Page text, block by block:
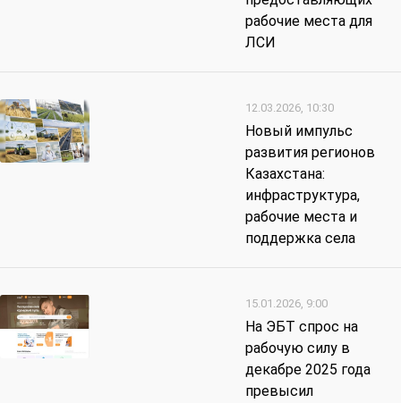
рабочие места для
ЛСИ
12.03.2026, 10:30
Новый импульс
развития регионов
Казахстана:
инфраструктура,
рабочие места и
поддержка села
15.01.2026, 9:00
На ЭБТ спрос на
рабочую силу в
декабре 2025 года
превысил